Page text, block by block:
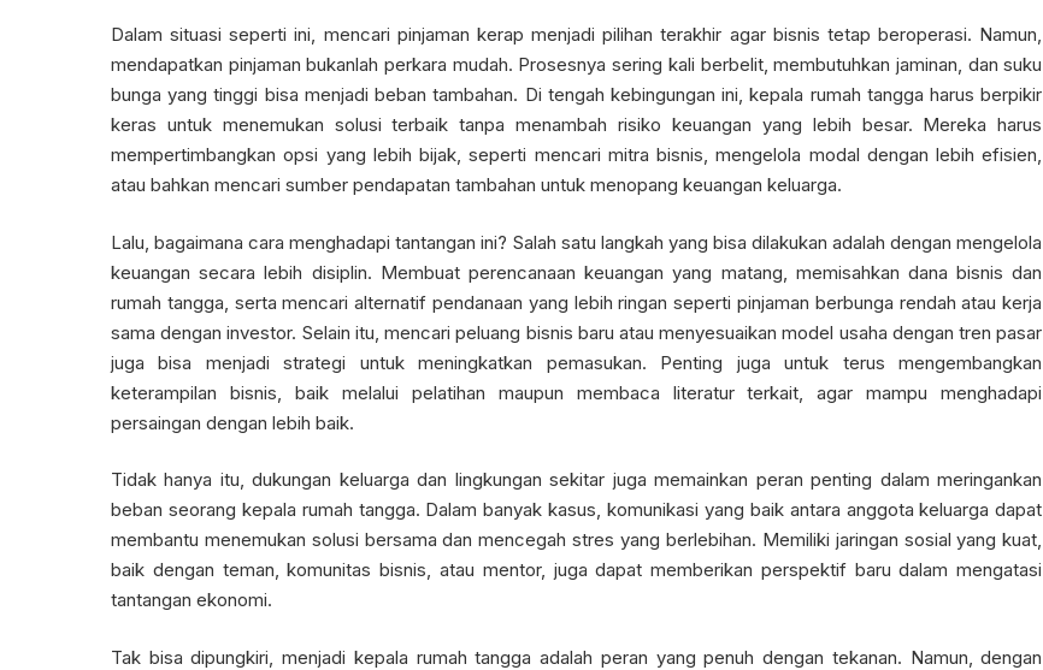
Dalam situasi seperti ini, mencari pinjaman kerap menjadi pilihan terakhir agar bisnis tetap beroperasi. Namun,
mendapatkan pinjaman bukanlah perkara mudah. Prosesnya sering kali berbelit, membutuhkan jaminan, dan suku
bunga yang tinggi bisa menjadi beban tambahan. Di tengah kebingungan ini, kepala rumah tangga harus berpikir
keras untuk menemukan solusi terbaik tanpa menambah risiko keuangan yang lebih besar. Mereka harus
mempertimbangkan opsi yang lebih bijak, seperti mencari mitra bisnis, mengelola modal dengan lebih efisien,
atau bahkan mencari sumber pendapatan tambahan untuk menopang keuangan keluarga.
Lalu, bagaimana cara menghadapi tantangan ini? Salah satu langkah yang bisa dilakukan adalah dengan mengelola
keuangan secara lebih disiplin. Membuat perencanaan keuangan yang matang, memisahkan dana bisnis dan
rumah tangga, serta mencari alternatif pendanaan yang lebih ringan seperti pinjaman berbunga rendah atau kerja
sama dengan investor. Selain itu, mencari peluang bisnis baru atau menyesuaikan model usaha dengan tren pasar
juga bisa menjadi strategi untuk meningkatkan pemasukan. Penting juga untuk terus mengembangkan
keterampilan bisnis, baik melalui pelatihan maupun membaca literatur terkait, agar mampu menghadapi
persaingan dengan lebih baik.
Tidak hanya itu, dukungan keluarga dan lingkungan sekitar juga memainkan peran penting dalam meringankan
beban seorang kepala rumah tangga. Dalam banyak kasus, komunikasi yang baik antara anggota keluarga dapat
membantu menemukan solusi bersama dan mencegah stres yang berlebihan. Memiliki jaringan sosial yang kuat,
baik dengan teman, komunitas bisnis, atau mentor, juga dapat memberikan perspektif baru dalam mengatasi
tantangan ekonomi.
Tak bisa dipungkiri, menjadi kepala rumah tangga adalah peran yang penuh dengan tekanan. Namun, dengan